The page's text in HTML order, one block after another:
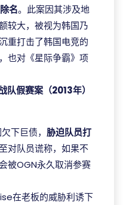
名。此案因其涉及地
较大，被视为韩国乃
重打击了韩国电竞的
也对《星际争霸》项
队假赛案（2013年）
下巨债， 胁迫队员打
对队员谎称，如果不
被OGN永久取消参赛
在老板的威胁利诱下